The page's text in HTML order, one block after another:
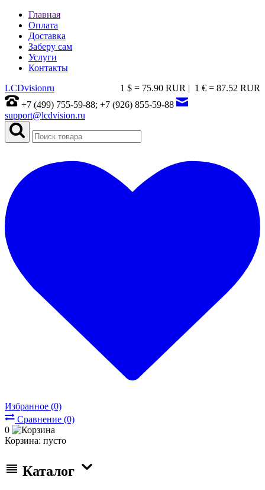
Главная
Оплата
Доставка
Заберу сам
Услуги
Контакты
1 € = 87.52 RUR
1 $ = 75.90 RUR |
LCDvisionru
+7 (499) 755-59-88; +7 (926) 855-59-88
support@lcdvision.ru
Избранное (0)
Сравнение (0)
0
Корзина: пусто
Каталог